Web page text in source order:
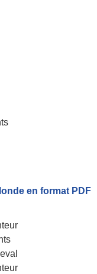
en format PDF